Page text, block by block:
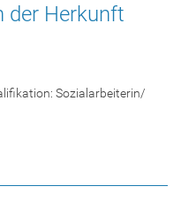
der Herkunft
Sozialarbeiterin/